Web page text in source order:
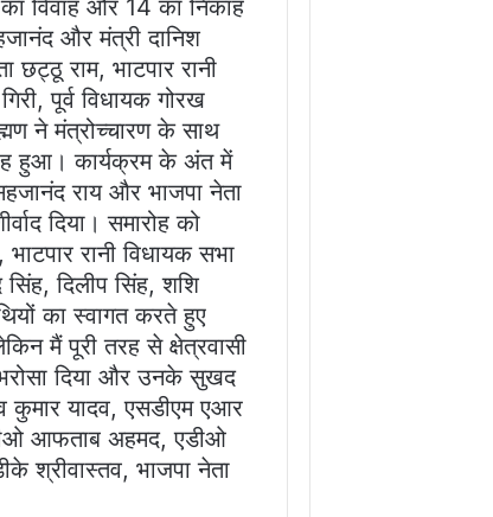
विवाह और 14 का निकाह
और मंत्री दानिश
राम, भाटपार रानी
पूर्व विधायक गोरख
ने मंत्रोच्चारण के साथ
हुआ। कार्यक्रम के अंत में
राय और भाजपा नेता
दिया। समारोह को
रानी विधायक सभा
दिलीप सिंह, शशि
का स्वागत करते हुए
मैं पूरी तरह से क्षेत्रवासी
दिया और उनके सुखद
कुमार यादव, एसडीएम एआर
आफताब अहमद, एडीओ
श्रीवास्तव, भाजपा नेता